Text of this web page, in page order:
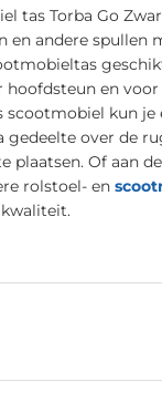
tas Torba Go
en andere spullen
hoofdsteun en
scootmobiel kun je
gedeelte over de
plaatsen. Of aan
rolstoel- en